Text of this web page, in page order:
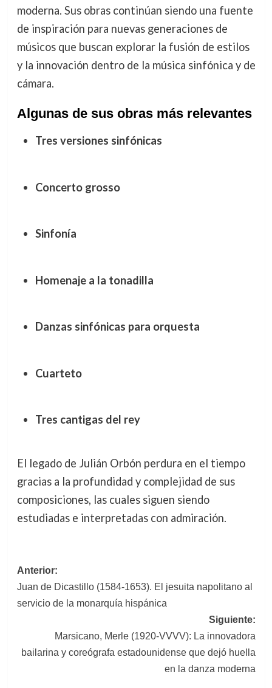
moderna. Sus obras continúan siendo una fuente
de inspiración para nuevas generaciones de
músicos que buscan explorar la fusión de estilos
y la innovación dentro de la música sinfónica y de
cámara.
Algunas de sus obras más relevantes
Tres versiones sinfónicas
Concerto grosso
Sinfonía
Homenaje a la tonadilla
Danzas sinfónicas para orquesta
Cuarteto
Tres cantigas del rey
El legado de Julián Orbón perdura en el tiempo
gracias a la profundidad y complejidad de sus
composiciones, las cuales siguen siendo
estudiadas e interpretadas con admiración.
Navegación
de
Anterior:
Juan de Dicastillo (1584-1653). El jesuita napolitano al
servicio de la monarquía hispánica
Siguiente:
Marsicano, Merle (1920-VVVV): La innovadora
bailarina y coreógrafa estadounidense que dejó huella
en la danza moderna